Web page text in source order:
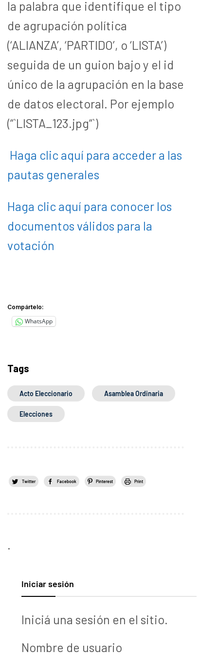
la palabra que identifique el tipo
de agrupación política
(‘ALIANZA’, ‘PARTIDO’, o ‘LISTA’)
seguida de un guion bajo y el id
único de la agrupación en la base
de datos electoral. Por ejemplo
(“`LISTA_123.jpg“`)
Haga clic aquí para acceder a las
pautas generales
Haga clic aquí para conocer los
documentos válidos para la
votación
Compártelo:
WhatsApp
Tags
Acto Eleccionario Asamblea Ordinaria
Elecciones
Twitter Facebook Pinterest Print
.
Iniciar sesión
Iniciá una sesión en el sitio.
Nombre de usuario